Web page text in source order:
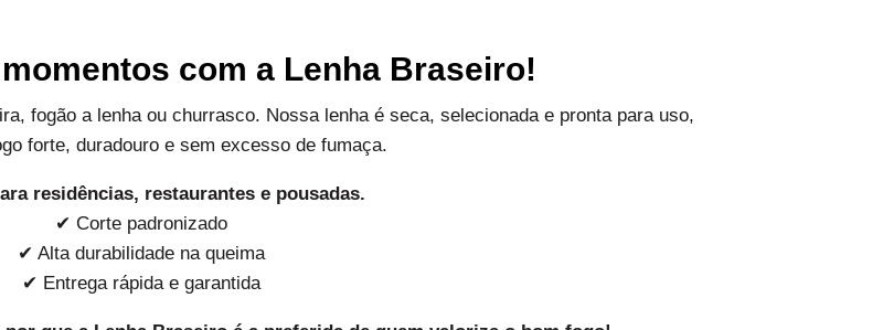
com a Lenha Braseiro!
fogão a lenha ou churrasco. Nossa lenha é seca, selecionada e pronta para uso,
forte, duradouro e sem excesso de fumaça.
residências, restaurantes e pousadas.
✔ Corte padronizado
✔ Alta durabilidade na queima
✔ Entrega rápida e garantida